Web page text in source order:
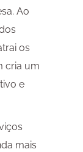
Ao
os
cria um
e
mais